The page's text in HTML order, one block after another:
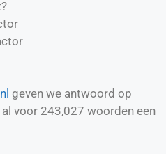
geven we antwoord op
al voor 243,027 woorden een